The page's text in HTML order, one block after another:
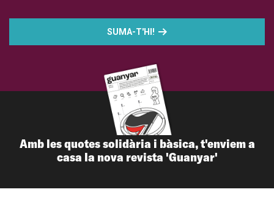
SUMA-T'HI!
Amb les quotes solidària i bàsica, t'enviem a
casa la nova revista 'Guanyar'